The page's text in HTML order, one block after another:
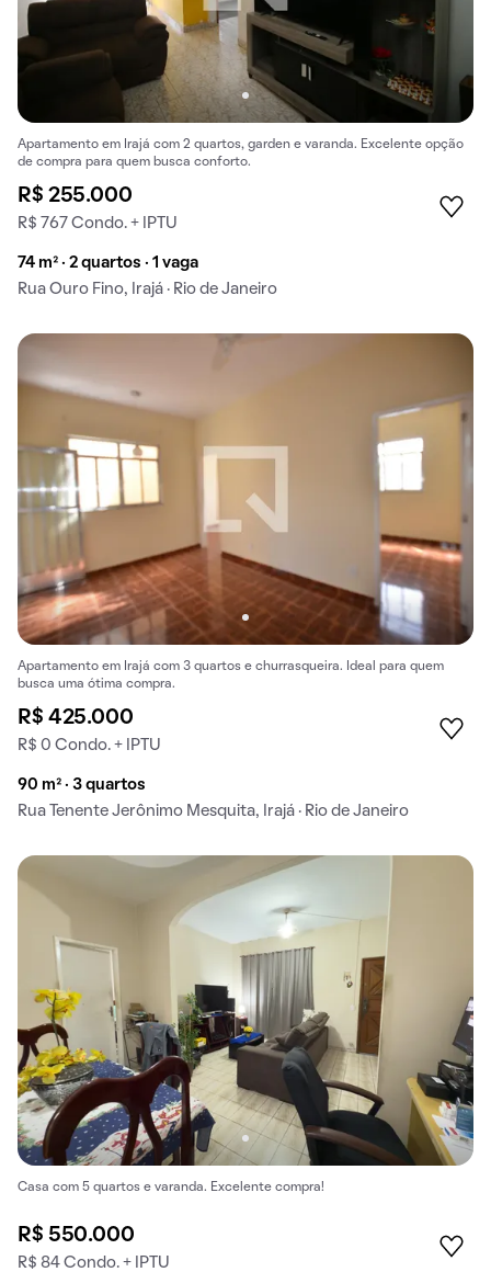
Apartamento em Irajá com 2 quartos, garden e varanda. Excelente opção
de compra para quem busca conforto.
R$ 255.000
R$ 767 Condo. + IPTU
74 m² · 2 quartos · 1 vaga
Rua Ouro Fino, Irajá · Rio de Janeiro
Apartamento em Irajá com 3 quartos e churrasqueira. Ideal para quem
busca uma ótima compra.
R$ 425.000
R$ 0 Condo. + IPTU
90 m² · 3 quartos
Rua Tenente Jerônimo Mesquita, Irajá · Rio de Janeiro
Casa com 5 quartos e varanda. Excelente compra!
R$ 550.000
R$ 84 Condo. + IPTU